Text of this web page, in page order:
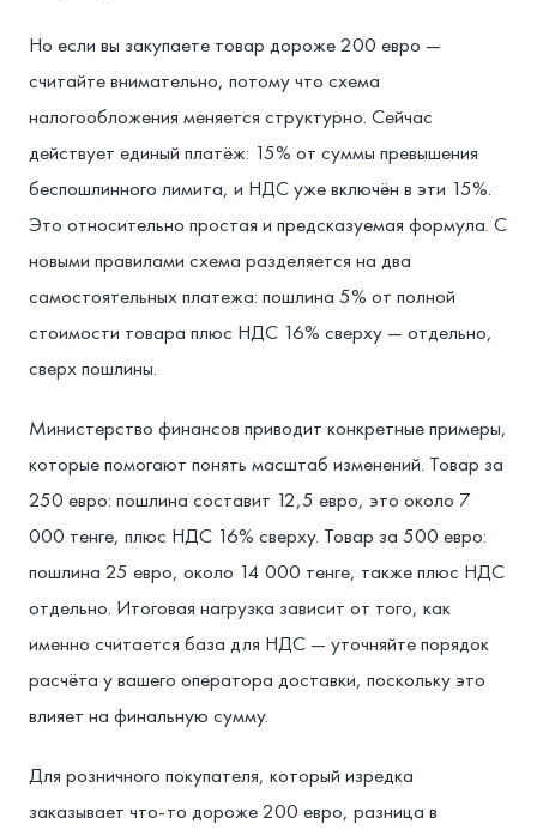
Но если вы закупаете товар дороже 200 евро —
считайте внимательно, потому что схема
налогообложения меняется структурно. Сейчас
действует единый платёж: 15% от суммы превышения
беспошлинного лимита, и НДС уже включён в эти 15%.
Это относительно простая и предсказуемая формула. С
новыми правилами схема разделяется на два
самостоятельных платежа: пошлина 5% от полной
стоимости товара плюс НДС 16% сверху — отдельно,
сверх пошлины.
Министерство финансов приводит конкретные примеры,
которые помогают понять масштаб изменений. Товар за
250 евро: пошлина составит 12,5 евро, это около 7
000 тенге, плюс НДС 16% сверху. Товар за 500 евро:
пошлина 25 евро, около 14 000 тенге, также плюс НДС
отдельно. Итоговая нагрузка зависит от того, как
именно считается база для НДС — уточняйте порядок
расчёта у вашего оператора доставки, поскольку это
влияет на финальную сумму.
Для розничного покупателя, который изредка
заказывает что-то дороже 200 евро, разница в